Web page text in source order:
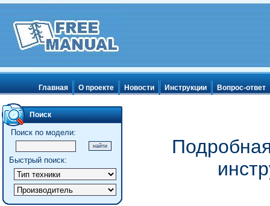
Главная О проекте Новости Инструкции Вопрос-ответ
Поиск
Поиск по модели:
Быстрый поиск: